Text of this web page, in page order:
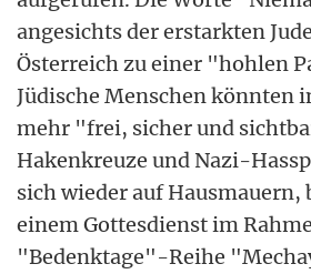
angesichts der erstarkten
Österreich zu einer "hohlen
Jüdische Menschen könnten
mehr "frei, sicher und
Hakenkreuze und Nazi-
sich wieder auf Hausmauern,
einem Gottesdienst im
"Bedenktage"-Reihe